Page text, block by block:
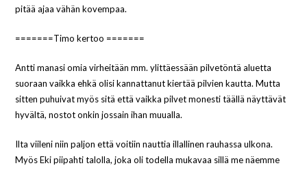
pitää ajaa vähän kovempaa.
=======Timo kertoo =======
Antti manasi omia virheitään mm. ylittäessään pilvetöntä aluetta
suoraan vaikka ehkä olisi kannattanut kiertää pilvien kautta. Mutta
sitten puhuivat myös sitä että vaikka pilvet monesti täällä näyttävät
hyvältä, nostot onkin jossain ihan muualla.
Ilta viileni niin paljon että voitiin nauttia illallinen rauhassa ulkona.
Myös Eki piipahti talolla, joka oli todella mukavaa sillä me näemme